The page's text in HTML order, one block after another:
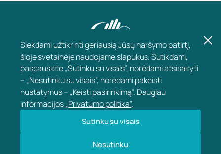
Siekdami užtikrinti geriausią Jūsų naršymo patirtį,
šioje svetainėje naudojame slapukus. Sutikdami,
paspauskite „Sutinku su visais”, norėdami atsisakyti
– „Nesutinku su visais”, norėdami pakeisti
nustatymus – „Keisti pasirinkimą”. Daugiau
informacijos„Privatumo politika”.
Sutinku su visais
Nesutinku